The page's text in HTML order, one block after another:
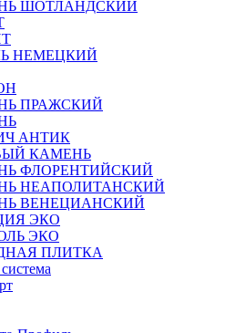
ШОТЛАНДСКИЙ
НЕМЕЦКИЙ
ПРАЖСКИЙ
АНТИК
КАМЕНЬ
ФЛОРЕНТИЙСКИЙ
НЕАПОЛИТАНСКИЙ
ВЕНЕЦИАНСКИЙ
ЭКО
ЭКО
ПЛИТКА